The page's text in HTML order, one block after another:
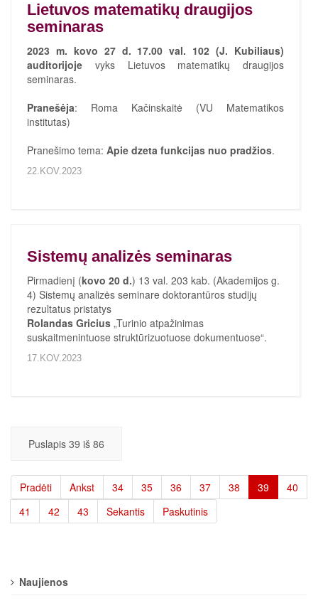
Lietuvos matematikų draugijos
seminaras
2023 m. kovo 27 d. 17.00 val. 102 (J. Kubiliaus)
auditorijoje vyks Lietuvos matematikų draugijos
seminaras.
Pranešėja: Roma Kačinskaitė (VU Matematikos
institutas)
Pranešimo tema: Apie dzeta funkcijas nuo pradžios.
22.KOV.2023
Sistemų analizės seminaras
Pirmadienį (kovo 20 d.) 13 val. 203 kab. (Akademijos g.
4) Sistemų analizės seminare doktorantūros studijų
rezultatus pristatys
Rolandas Gricius „Turinio atpažinimas
suskaitmenintuose struktūrizuotuose dokumentuose“.
17.KOV.2023
Puslapis 39 iš 86
Pradėti Ankst 34 35 36 37 38 39
40
41
42 43 Sekantis Paskutinis
Naujienos